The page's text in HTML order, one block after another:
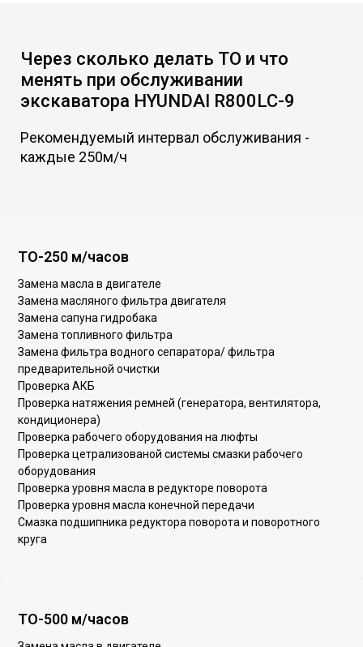
Через сколько делать ТО и что
менять при обслуживании
экскаватора HYUNDAI R800LC-9
Рекомендуемый интервал обслуживания -
каждые 250м/ч
ТО-250 м/часов
Замена масла в двигателе
Замена масляного фильтра двигателя
Замена сапуна гидробака
Замена топливного фильтра
Замена фильтра водного сепаратора/ фильтра
предварительной очистки
Проверка АКБ
Проверка натяжения ремней (генератора, вентилятора,
кондиционера)
Проверка рабочего оборудования на люфты
Проверка цетрализованой системы смазки рабочего
оборудования
Проверка уровня масла в редукторе поворота
Проверка уровня масла конечной передачи
Смазка подшипника редуктора поворота и поворотного
круга
ТО-500 м/часов